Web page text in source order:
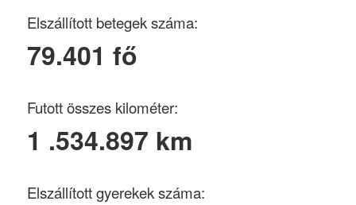
Elszállított betegek száma:
79.401 fő
Futott összes kilométer:
1 .534.897 km
Elszállított gyerekek száma: